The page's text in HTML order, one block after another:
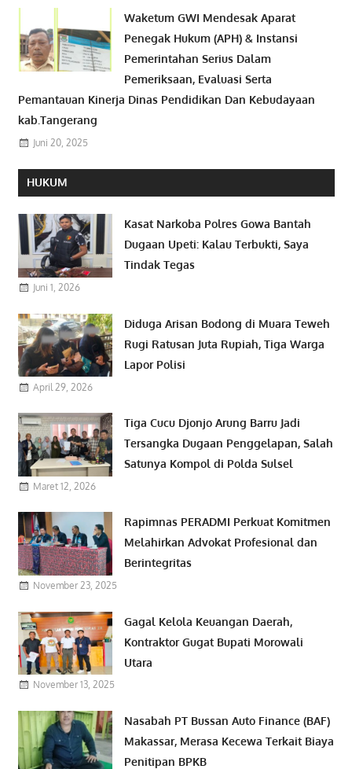
Waketum GWI Mendesak Aparat
Penegak Hukum (APH) & Instansi
Pemerintahan Serius Dalam
Pemeriksaan, Evaluasi Serta
Pemantauan Kinerja Dinas Pendidikan Dan Kebudayaan
kab.Tangerang
Juni 20, 2025
HUKUM
Kasat Narkoba Polres Gowa Bantah
Dugaan Upeti: Kalau Terbukti, Saya
Tindak Tegas
Juni 1, 2026
Diduga Arisan Bodong di Muara Teweh
Rugi Ratusan Juta Rupiah, Tiga Warga
Lapor Polisi
April 29, 2026
Tiga Cucu Djonjo Arung Barru Jadi
Tersangka Dugaan Penggelapan, Salah
Satunya Kompol di Polda Sulsel
Maret 12, 2026
Rapimnas PERADMI Perkuat Komitmen
Melahirkan Advokat Profesional dan
Berintegritas
November 23, 2025
Gagal Kelola Keuangan Daerah,
Kontraktor Gugat Bupati Morowali
Utara
November 13, 2025
Nasabah PT Bussan Auto Finance (BAF)
Makassar, Merasa Kecewa Terkait Biaya
Penitipan BPKB